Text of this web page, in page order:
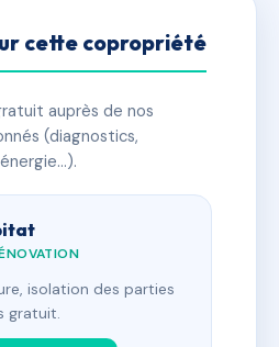
cette copropriété
auprès de nos
(diagnostics,
isolation des parties
gratuit.